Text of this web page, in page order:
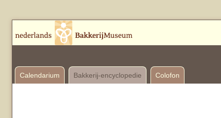
Calendarium Bakkerij-encyclopedie Colofon